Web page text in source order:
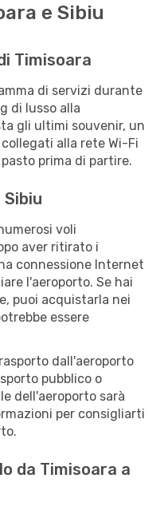
e Sibiu
Timisoara
di servizi durante
di lusso alla
gli ultimi souvenir, un
alla rete Wi-Fi
prima di partire.
voli
aver ritirato i
connessione Internet
l'aeroporto. Se hai
puoi acquistarla nei
essere
dall'aeroporto
pubblico o
dell'aeroporto sarà
per consigliarti
da Timisoara a